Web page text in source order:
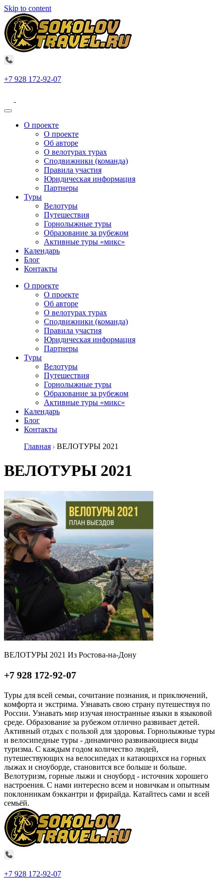
Skip to content
+7 928 172-92-07
О проекте
О проекте
Об авторе
О велотурах турах
Сподвижники (команда)
Правила участия
Юридическая информация
Партнеры
Туры
Велотуры
Путешествия
Горнолыжные туры
Образование за рубежом
Активные туры «микс»
Календарь
Блог
Контакты
О проекте
О проекте
Об авторе
О велотурах турах
Сподвижники (команда)
Правила участия
Юридическая информация
Партнеры
Туры
Велотуры
Путешествия
Горнолыжные туры
Образование за рубежом
Активные туры «микс»
Календарь
Блог
Контакты
Главная
ВЕЛОТУРЫ 2021
ВЕЛОТУРЫ 2021
ВЕЛОТУРЫ 2021 Из Ростова-на-Дону
+7 928 172-92-07
Туры для всей семьи, сочитание познания, и приключений,
комфорта и экстрима. Узнавать свою страну путешествуя по
России. Узнавать мир изучая иностранные языки в языковой
среде. Образование за рубежом отлично развивает детей.
Активный отдых с пользой для здоровья. Горнолыжные туры
и велосипедные туры - динамично развивающиеся виды
туризма. С каждым годом количество людей,
путешествующих на велосипедах и катающихся на горных
лыжах и сноуборде, становится все больше и больше.
Велотуризм, горные лыжи и сноуборд - источник хорошего
настроения. С нами интересно всем и новичкам и опытным
поклонникам бэккантри и фрирайда. Катайтесь сами и всей
семьёй.
+7 928 172-92-07